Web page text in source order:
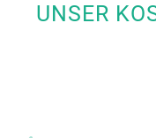
UNSER